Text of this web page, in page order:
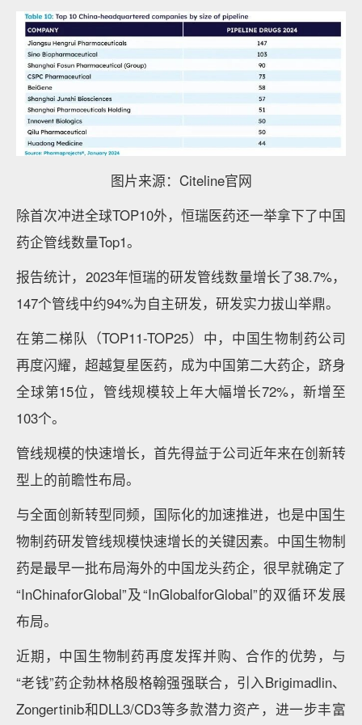
图片来源：Citeline官网
除首次冲进全球TOP10外，恒瑞医药还一举拿下了中国
药企管线数量Top1。
报告统计，2023年恒瑞的研发管线数量增长了38.7%，
147个管线中约94%为自主研发，研发实力拔山举鼎。
在第二梯队（TOP11-TOP25）中，中国生物制药公司
再度闪耀，超越复星医药，成为中国第二大药企，跻身
全球第15位，管线规模较上年大幅增长72%，新增至
103个。
管线规模的快速增长，首先得益于公司近年来在创新转
型上的前瞻性布局。
与全面创新转型同频，国际化的加速推进，也是中国生
物制药研发管线规模快速增长的关键因素。中国生物制
药是最早一批布局海外的中国龙头药企，很早就确定了
“InChinaforGlobal”及“InGlobalforGlobal”的双循环发展
布局。
近期，中国生物制药再度发挥并购、合作的优势，与
“老钱”药企勃林格殷格翰强强联合，引入Brigimadlin、
Zongertinib和DLL3/CD3等多款潜力资产，进一步丰富